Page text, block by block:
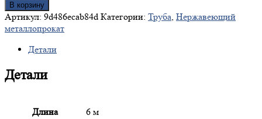
В корзину
Артикул: 9d486ecab84d Категории: Труба, Нержавеющий
металлопрокат
Детали
Детали
Длина 6 м